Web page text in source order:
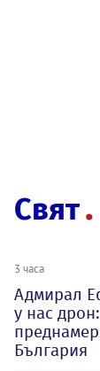
Свят
3 часа
Адмирал
у нас
България